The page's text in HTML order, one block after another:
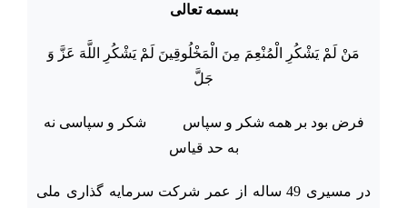
بسمه تعالی
مَنْ لَمْ یَشْکُرِ الْمُنْعِمَ مِنَ الْمَخْلُوقِینَ لَمْ یَشْکُرِ اللَّهَ عَزَّ وَ
جَلَّ
فرض بود بر همه شکر و سپاس شکر و سپاسی نه
به حد قیاس
در مسیری 49 ساله از عمر شرکت سرمایه گذاری ملی